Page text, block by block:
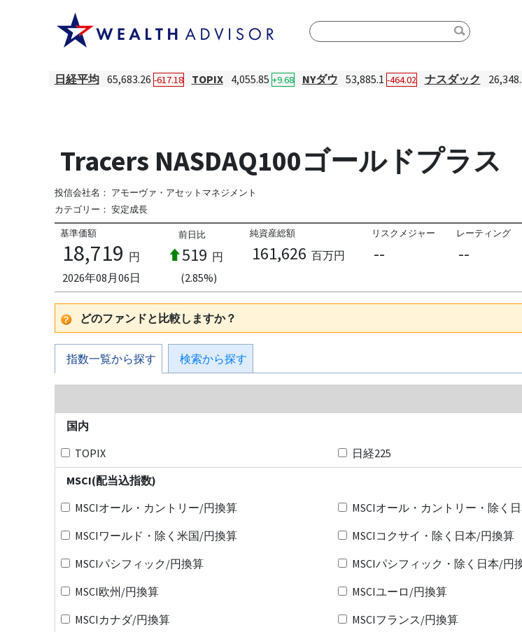
日経平均 65,683.26 -617.18 TOPIX 4,055.85 +9.68 NYダウ 53,885.1 -464.02 ナスダック
Tracers NASDAQ100ゴールドプラス
投信会社名： アモーヴァ・アセットマネジメント
カテゴリー： 安定成長
基準価額
18,719 円
2026年08月06日
前日比
519 円
(2.85%)
純資産総額
161,626 百万円
リスクメジャー
--
レーティング
--
どのファンドと比較しますか？
指数一覧から探す 検索から探す
国内
TOPIX
日経225
MSCI(配当込指数)
MSCIオール・カントリー/円換算
MSCIオール・カントリー・除く
MSCIワールド・除く米国/円換算
MSCIコクサイ・除く日本/円換算
MSCIパシフィック/円換算
MSCIパシフィック・除く日本/円
MSCI欧州/円換算
MSCIユーロ/円換算
MSCIカナダ/円換算
MSCIフランス/円換算